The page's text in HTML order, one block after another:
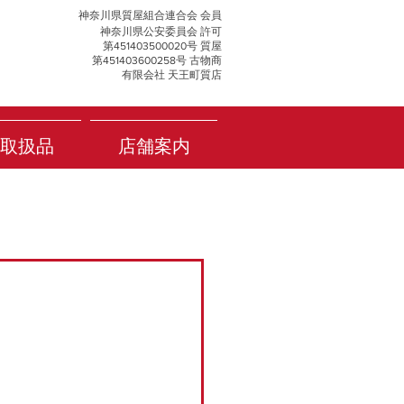
神奈川県質屋組合連合会 会員
神奈川県公安委員会 許可
第451403500020号 質屋
第451403600258号 古物商
有限会社 天王町質店
扱品 店舗案内